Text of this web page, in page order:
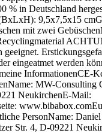
% in Deutschland
9,5x7,5x15
mit zwei
geeignet.
eingeatmet werden
InformationenCE-
MW-Consulting
NeukirchenE-Mail:
PersonName:
Str. 4, D-09221